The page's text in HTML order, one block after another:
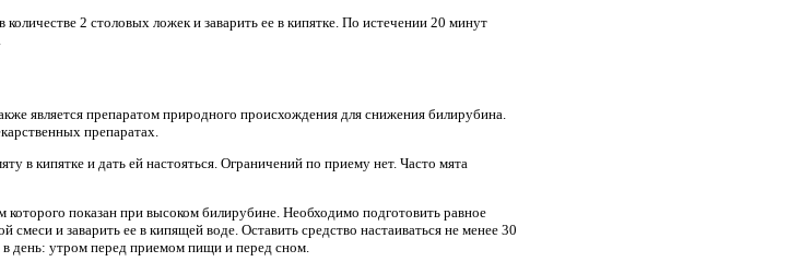
2 столовых ложек и заварить ее в кипятке. По истечении 20 минут
является препаратом природного происхождения для снижения билирубина.
препаратах.
в кипятке и дать ей настояться. Ограничений по приему нет. Часто мята
показан при высоком билирубине. Необходимо подготовить равное
и заварить ее в кипящей воде. Оставить средство настаиваться не менее 30
в день: утром перед приемом пищи и перед сном.